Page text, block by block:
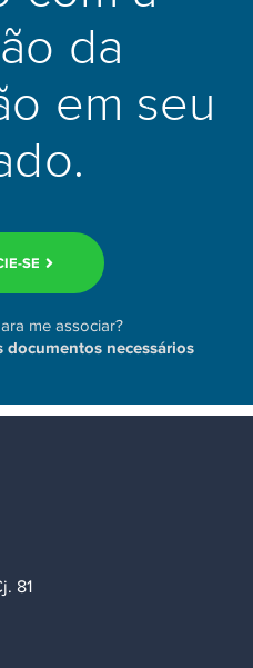
da
em seu
SE
me associar?
necessários
81